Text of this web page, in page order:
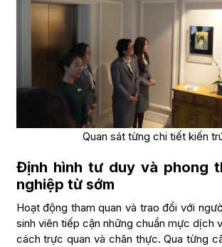
Quan sát từng chi tiết kiến
Định hình tư duy và phong
nghiệp từ sớm
Hoạt động tham quan và trao đổi với
sinh viên tiếp cận những chuẩn mực dịch
cách trực quan và chân thực. Qua từng